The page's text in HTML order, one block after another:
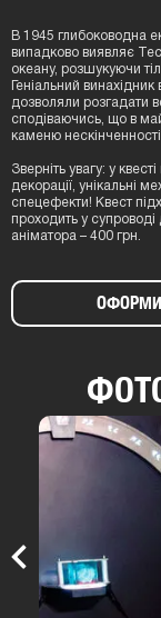
В 1945 глибоководна
випадково виявляє
океану, розшукуючи
Геніальний
дозволяли розгадати
сподіваючись, що в
каменю нескінченності.
Зверніть увагу: у
декорації, унікальні
спецефекти! Квест
проходить у
аніматора – 400 грн.
Previous